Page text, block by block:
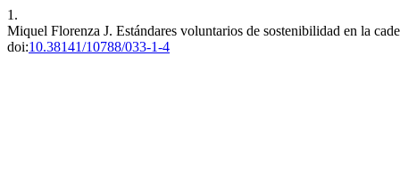
1.
Miquel Florenza J. Estándares voluntarios de sostenibilidad en la
doi:10.38141/10788/033-1-4